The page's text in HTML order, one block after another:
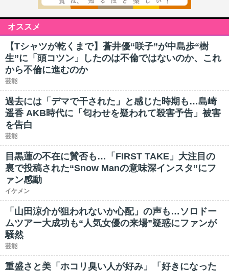
オススメ
【Tシャツが乾くまで】蒼井優“咲子”が中島歩“樹
生”に「頭コツン」したのは不倫ではないのか、これ
から不倫に進むのか
芸能
過去には「デマで干された」と感じた時期も…島崎
遥香 AKB時代に「匂わせを疑われて殺害予告」被害
を告白
芸能
目黒蓮の不在に賛否も…「FIRST TAKE」大注目の
裏で投稿された“Snow Manの意味深インスタ”にフ
ァン感動
イケメン
「山田涼介が狙われないか心配」の声も…ソロドー
ムツアー大成功も“人気女優の来場”疑惑にファンが
騒然
芸能
重盛さと美「ホコリ臭い人が好み」「好きになった